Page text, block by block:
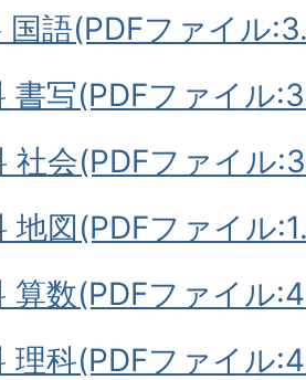
国語(PDFファイル
書写(PDFファイル
社会(PDFファイル
地図(PDFファイル
算数(PDFファイル
理科(PDFファイル